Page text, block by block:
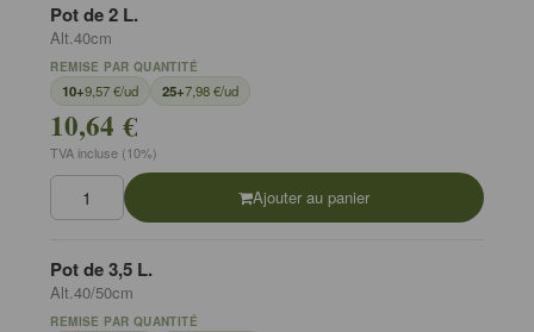
Pot de 2 L.
Alt.40cm
REMISE PAR QUANTITÉ
10+9,57 €/ud 25+7,98 €/ud
10,64 €
TVA incluse (10%)
Ajouter au panier
Pot de 3,5 L.
Alt.40/50cm
REMISE PAR QUANTITÉ